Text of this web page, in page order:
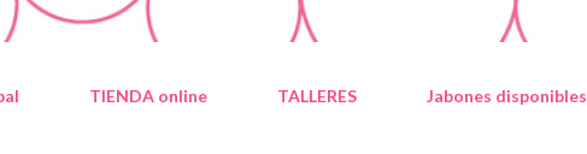
TIENDA online TALLERES Jabones disponibles